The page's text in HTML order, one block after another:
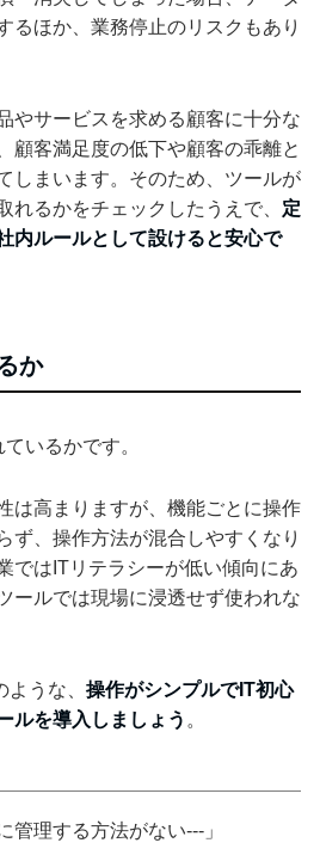
るほか、業務停止のリスクもあり
やサービスを求める顧客に十分な
顧客満足度の低下や顧客の乖離と
しまいます。そのため、ツールが
れるかをチェックしたうえで、 定
内ルールとして設けると安心で
か
いるかです。
は高まりますが、機能ごとに操作
ず、操作方法が混合しやすくなり
ではITリテラシーが低い傾向にあ
ールでは現場に浸透せず使われな
ような、 操作がシンプルでIT初心
ルを導入しましょう 。
管理する方法がない---」